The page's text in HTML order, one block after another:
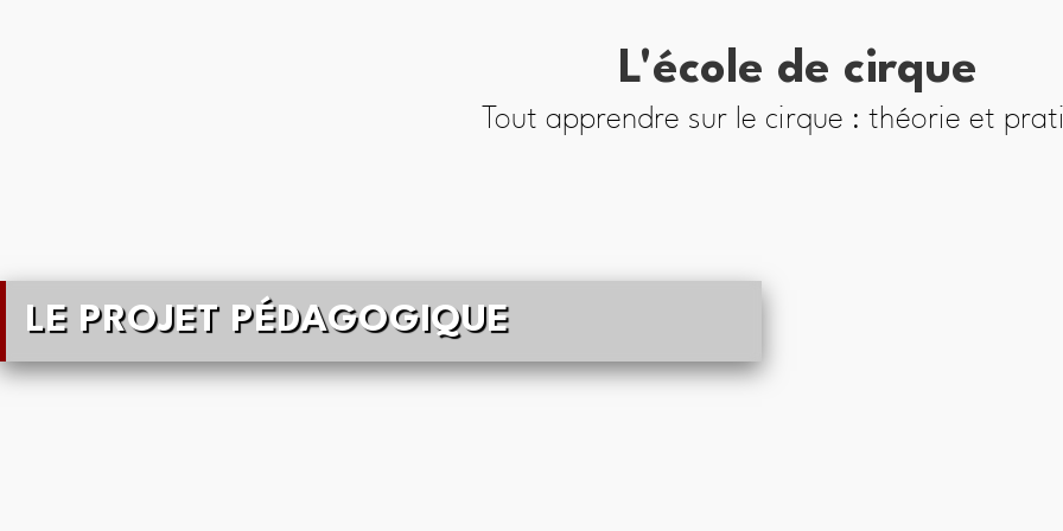
L'école de cirque
Tout apprendre sur le cirque : théorie et
LE PROJET PÉDAGOGIQUE